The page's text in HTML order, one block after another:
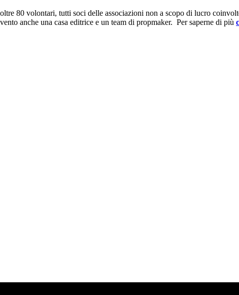
80 volontari, tutti soci delle associazioni non a scopo di lucro
anche una casa editrice e un team di propmaker. Per saperne di più